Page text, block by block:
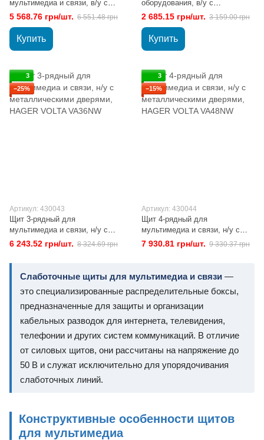
Слаботочные щиты для мультимедиа и связи —
это специализированные распределительные боксы,
предназначенные для защиты и организации
кабельных разводок для интернета, телевидения,
телефонии и других систем коммуникаций. В отличие
от силовых щитов, они рассчитаны на напряжение до
50 В и служат исключительно для упорядочивания
слаботочных линий.
Конструктивные особенности щитов
для мультимедиа
мультимедиа и связи, в/у с
металлическими дверями,
HAGER VOLTA VU60NWB
5 568.76 грн/шт. 6 551.48 грн
Купить
оборудования, в/у с
металлической дверью, VOLTA
2 685.15 грн/шт. 3 159.00 грн
Купить
3
−25%
Артикул: 430043
Щит 3-рядный для
мультимедиа и связи, н/у с
металлическими дверями,
HAGER VOLTA VA36NW
6 243.52 грн/шт. 8 324.69 грн
3
−15%
Артикул: 430044
Щит 4-рядный для
мультимедиа и связи, н/у с
металлическими дверями,
HAGER VOLTA VA48NW
7 930.81 грн/шт. 9 330.37 грн